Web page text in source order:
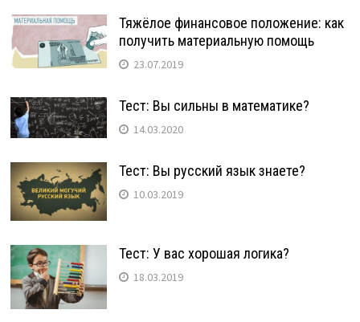
Тяжёлое финансовое положение: как
получить материальную помощь
23.07.2019
Тест: Вы сильны в математике?
14.03.2020
Тест: Вы русский язык знаете?
10.03.2019
Тест: У вас хорошая логика?
18.03.2019